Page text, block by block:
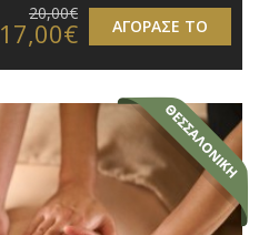
ΑΓΟΡΑΣΕ ΤΟ
20,00€
17,00€